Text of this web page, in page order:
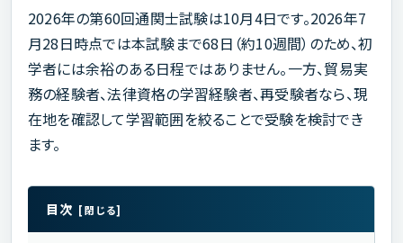
2026年の第60回通関士試験は10月4日です。2026年7
月28日時点では本試験まで68日（約10週間）のため、初
学者には余裕のある日程ではありません。一方、貿易実
務の経験者、法律資格の学習経験者、再受験者なら、現
在地を確認して学習範囲を絞ることで受験を検討でき
ます。
目次